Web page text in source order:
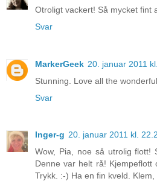
Otroligt vackert! Så mycket fint
Svar
MarkerGeek 20. januar 2011
Stunning. Love all the
Svar
Inger-g 20. januar 2011 kl.
Wow, Pia, noe så utrolig flott!
Denne var helt rå! Kjempeflott
Trykk. :-) Ha en fin kveld. Klem,